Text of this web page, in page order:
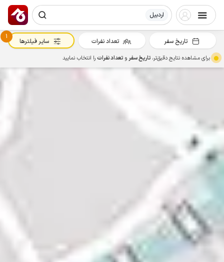
اردبیل
تاریخ سفر تعداد نفرات
1
سایر فیلترها
برای مشاهده نتایج دقیق‌تر، تاریخ سفرو تعداد نفراترا انتخاب نمایید